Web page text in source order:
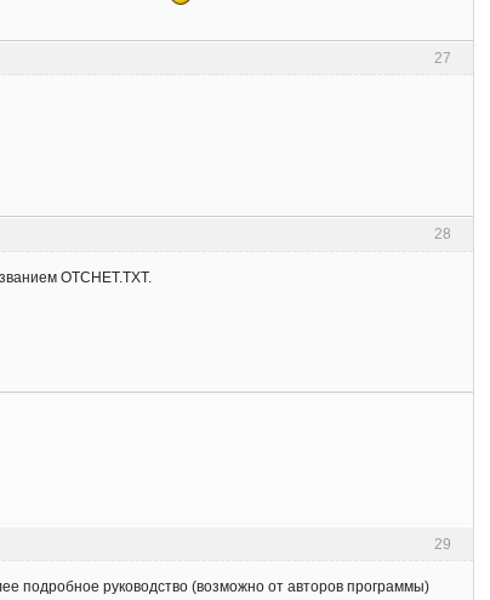
27
28
OTCHET.TXT.
29
подробное руководство (возможно от авторов программы)